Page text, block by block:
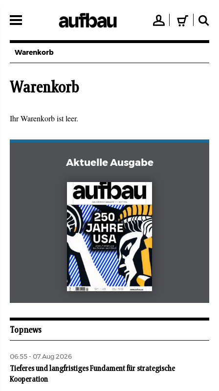
zum
👤 🛒 🔍
Warenkorb
Warenkorb
Ihr Warenkorb ist leer.
Aktuelle Ausgabe
aufbau
Topnews
06:55 - 07.Aug 2026
Tieferes und langfristiges Fundament für strategische
Kooperation